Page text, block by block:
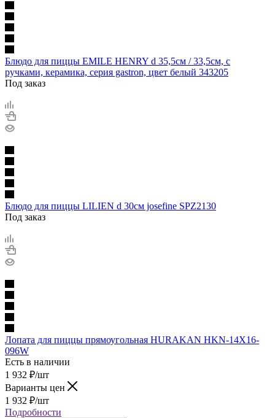
Блюдо для пиццы EMILE HENRY d 35,5см / 33,5см, с
ручками, керамика, серия gastron, цвет белый 343205
Под заказ
Блюдо для пиццы LILIEN d 30см josefine SPZ2130
Под заказ
Лопата для пиццы прямоугольная HURAKAN HKN-14X16-
096W
Есть в наличии
1 932 ₽/шт
Варианты цен
1 932 ₽/шт
Подробности